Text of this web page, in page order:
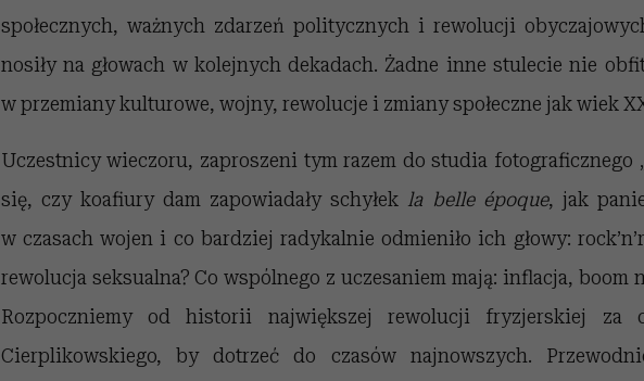
społecznych, ważnych zdarzeń politycznych i rewolucji
nosiły na głowach w kolejnych dekadach. Żadne inne stulecie nie
w przemiany kulturowe, wojny, rewolucje i zmiany społeczne jak wiek
Uczestnicy wieczoru, zaproszeni tym razem do studia fotograficznego
się, czy koafiury dam zapowiadały schyłek la belle époque, jak
w czasach wojen i co bardziej radykalnie odmieniło ich głowy:
rewolucja seksualna? Co wspólnego z uczesaniem mają: inflacja, boom
Rozpoczniemy od historii największej rewolucji fryzjerskiej za
Cierplikowskiego, by dotrzeć do czasów najnowszych.